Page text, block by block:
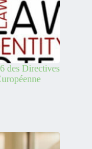
des Directives